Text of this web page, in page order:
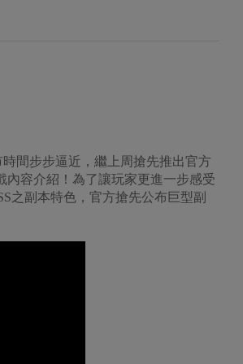
間步步逼近，繼上周搶先推出官方
容介紹！為了讓玩家更進一步感受
之副本特色，官方搶先公布巨型副